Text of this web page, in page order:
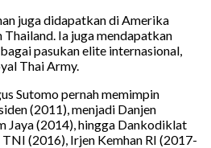
juga didapatkan di Amerika
Thailand. Ia juga mendapatkan
pasukan elite internasional,
Thai Army.
Sutomo pernah memimpin
(2011), menjadi Danjen
Jaya (2014), hingga Dankodiklat
(2016), Irjen Kemhan RI (2017-